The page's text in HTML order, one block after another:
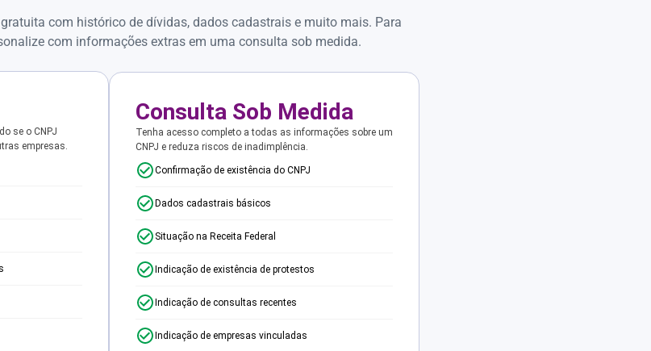
com histórico de dívidas, dados cadastrais e muito mais. Para
com informações extras em uma consulta sob medida.
se o CNPJ
empresas.
Consulta Sob Medida
Tenha acesso completo a todas as informações sobre um
CNPJ e reduza riscos de inadimplência.
Confirmação de existência do CNPJ
Dados cadastrais básicos
Situação na Receita Federal
Indicação de existência de protestos
Indicação de consultas recentes
Indicação de empresas vinculadas